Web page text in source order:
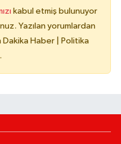
kabul etmiş bulunuyor
Yazılan yorumlardan
Dakika Haber | Politika